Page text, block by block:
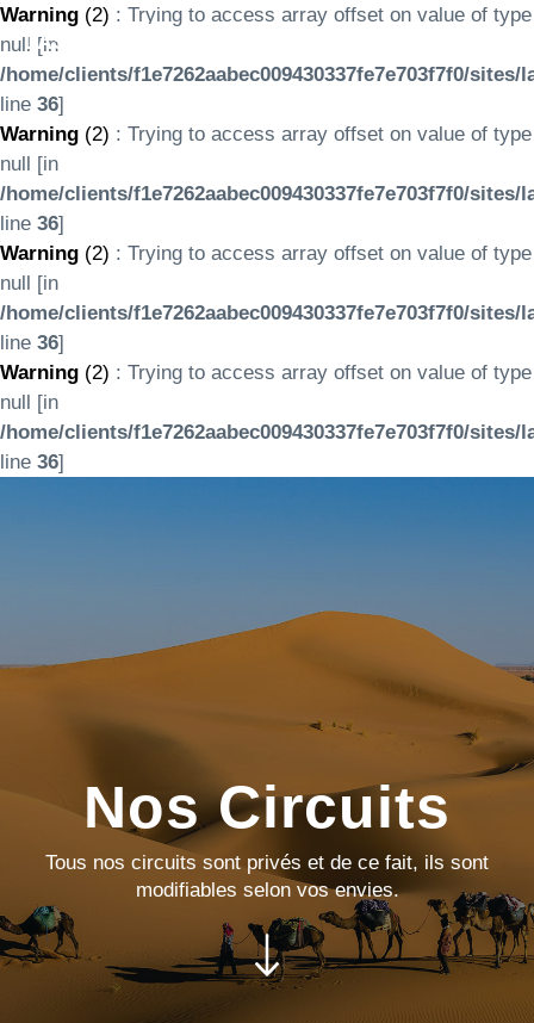
Warning (2) : Trying to access array offset on value of type
null [in
/home/clients/f1e7262aabec009430337fe7e703f7f0/
line 36]
Warning (2) : Trying to access array offset on value of type
null [in
/home/clients/f1e7262aabec009430337fe7e703f7f0/
line 36]
Warning (2) : Trying to access array offset on value of type
null [in
/home/clients/f1e7262aabec009430337fe7e703f7f0/
line 36]
Warning (2) : Trying to access array offset on value of type
null [in
/home/clients/f1e7262aabec009430337fe7e703f7f0/
line 36]
LASERTOURS
Nos Circuits
Tous nos circuits sont privés et de ce fait, ils sont
modifiables selon vos envies.